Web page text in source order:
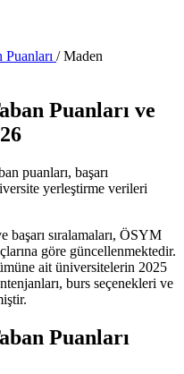
/Maden
Puanları ve
puanları, başarı
yerleştirme verileri
başarı sıralamaları, ÖSYM
göre güncellenmektedir.
ait üniversitelerin 2025
burs seçenekleri ve
Puanları